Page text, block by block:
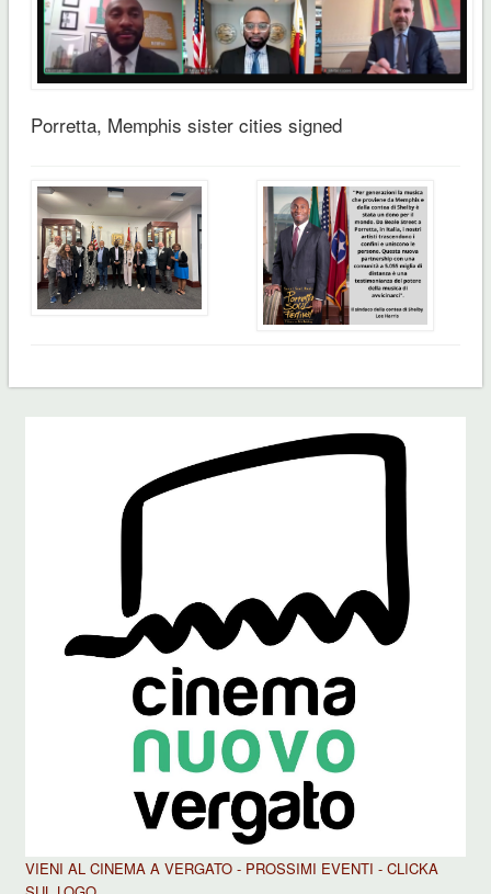
Porretta, Memphis sister cities signed
VIENI AL CINEMA A VERGATO - PROSSIMI EVENTI - CLICKA